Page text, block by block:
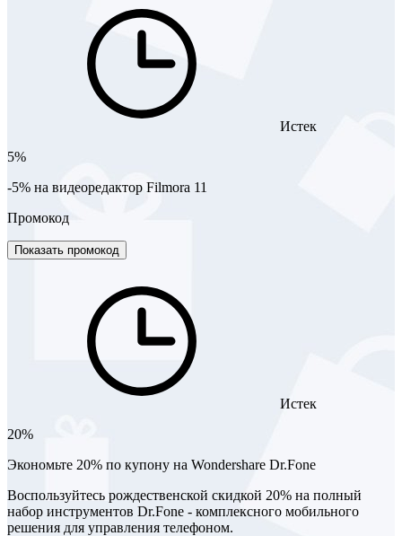
Истек
5%
-5% на видеоредактор Filmora 11
Промокод
Показать промокод
Истек
20%
Экономьте 20% по купону на Wondershare Dr.Fone
Воспользуйтесь рождественской скидкой 20% на полный
набор инструментов Dr.Fone - комплексного мобильного
решения для управления телефоном.